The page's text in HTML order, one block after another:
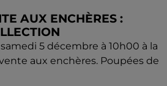
AUX ENCHÈRES :
5 décembre à 10h00 à la
aux enchères. Poupées de